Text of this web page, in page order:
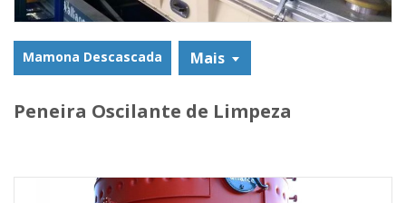
Mamona Descascada Mais
Peneira Oscilante de Limpeza